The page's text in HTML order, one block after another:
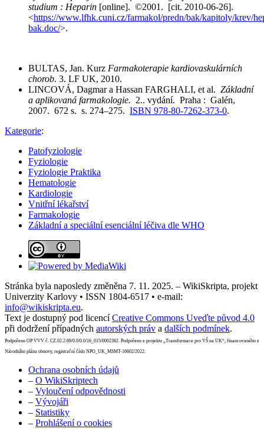
studium : Heparin [online]. ©2001. [cit. 2010-06-26].
<https://www.lfhk.cuni.cz/farmakol/predn/bak/kapitoly/krev/
bak.doc/>.
BULTAS, Jan. Kurz Farmakoterapie kardiovaskulárních
chorob. 3. LF UK, 2010.
LINCOVÁ, Dagmar a Hassan FARGHALI, et al. Základní
a aplikovaná farmakologie. 2.. vydání. Praha : Galén,
2007. 672 s. s. 274–275. ISBN 978-80-7262-373-0.
Kategorie:
Patofyziologie
Fyziologie
Fyziologie Praktika
Hematologie
Kardiologie
Vnitřní lékařství
Farmakologie
Základní a speciální esenciální léčiva dle WHO
Stránka byla naposledy změněna 7. 11. 2025. – WikiSkripta, projekt
Univerzity Karlovy • ISSN 1804-6517 • e-mail:
info@wikiskripta.eu.
Text je dostupný pod licencíCreative Commons Uveďte původ 4.0
při dodržení případných autorských práv a dalších podmínek.
Podpořeno OP VVV č. CZ.02.2.69/0.0/0.0/16_015/0002362. Podpořeno z projektu „Transformace pro VŠ na UK“, financovaného z
Národního plánu obnovy, registrační číslo NPO_UK_MSMT-16602/2022.
Ochrana osobních údajů
– O WikiSkriptech
– Vyloučení odpovědnosti
– Vývojáři
– Statistiky
– Prohlášení o cookies